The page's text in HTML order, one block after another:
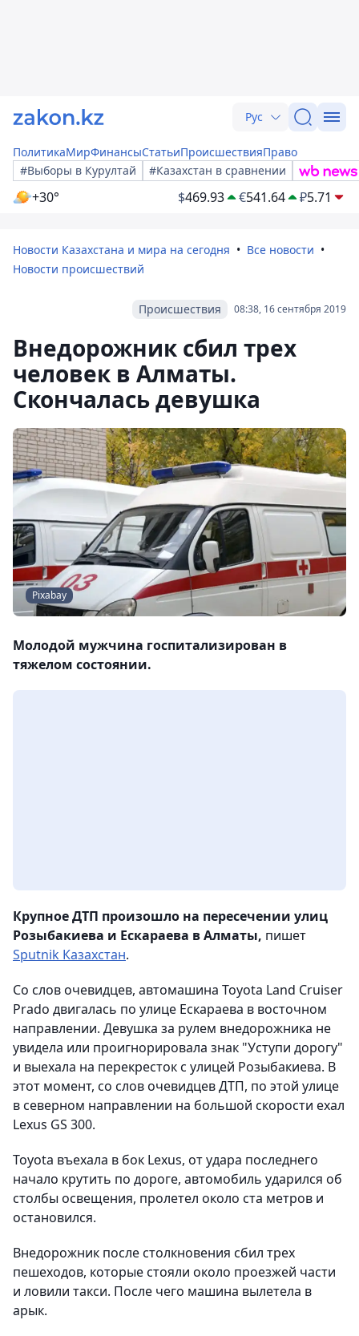
Рус
ПолитикаМирФинансыСтатьиПроисшествияПраво
#Выборы в Курултай
#Казахстан в сравнении
+30° $469.93 €541.64 ₽5.71
Новости Казахстана и мира на сегодня
Все новости
Новости происшествий
08:38, 16 сентября 2019
Происшествия
Внедорожник сбил трех
человек в Алматы.
Скончалась девушка
Pixabay
Молодой мужчина госпитализирован в
тяжелом состоянии.
Крупное ДТП произошло на пересечении улиц
Розыбакиева и Ескараева в Алматы, пишет
Sputnik Казахстан.
Со слов очевидцев, автомашина Toyota Land Cruiser
Prado двигалась по улице Ескараева в восточном
направлении. Девушка за рулем внедорожника не
увидела или проигнорировала знак "Уступи дорогу"
и выехала на перекресток с улицей Розыбакиева. В
этот момент, со слов очевидцев ДТП, по этой улице
в северном направлении на большой скорости ехал
Lexus GS 300.
Toyota въехала в бок Lexus, от удара последнего
начало крутить по дороге, автомобиль ударился об
столбы освещения, пролетел около ста метров и
остановился.
Внедорожник после столкновения сбил трех
пешеходов, которые стояли около проезжей части
и ловили такси. После чего машина вылетела в
арык.